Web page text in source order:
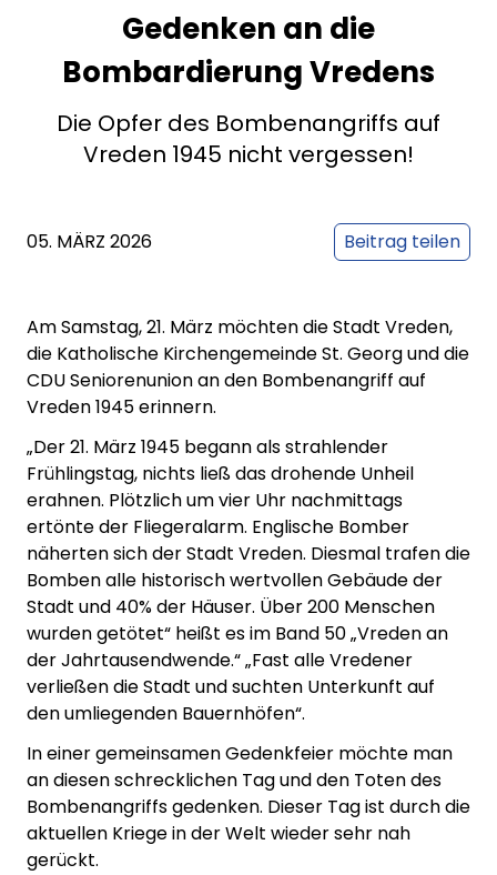
Gedenken an die
Bombardierung Vredens
Die Opfer des Bombenangriffs auf
Vreden 1945 nicht vergessen!
05. MÄRZ 2026 Beitrag teilen
Am Samstag, 21. März möchten die Stadt Vreden,
die Katholische Kirchengemeinde St. Georg und die
CDU Seniorenunion an den Bombenangriff auf
Vreden 1945 erinnern.
„Der 21. März 1945 begann als strahlender
Frühlingstag, nichts ließ das drohende Unheil
erahnen. Plötzlich um vier Uhr nachmittags
ertönte der Fliegeralarm. Englische Bomber
näherten sich der Stadt Vreden. Diesmal trafen die
Bomben alle historisch wertvollen Gebäude der
Stadt und 40% der Häuser. Über 200 Menschen
wurden getötet“ heißt es im Band 50 „Vreden an
der Jahrtausendwende.“ „Fast alle Vredener
verließen die Stadt und suchten Unterkunft auf
den umliegenden Bauernhöfen“.
In einer gemeinsamen Gedenkfeier möchte man
an diesen schrecklichen Tag und den Toten des
Bombenangriffs gedenken. Dieser Tag ist durch die
aktuellen Kriege in der Welt wieder sehr nah
gerückt.